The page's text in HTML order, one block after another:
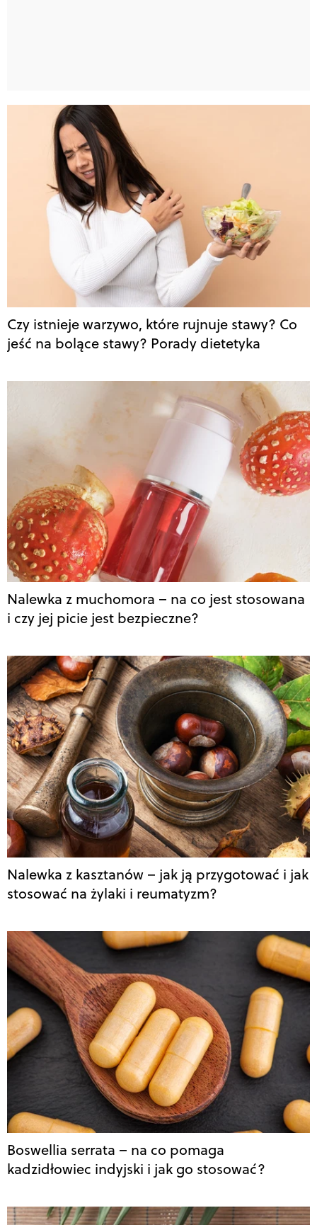
Czy istnieje warzywo, które rujnuje stawy? Co
jeść na bolące stawy? Porady dietetyka
Nalewka z muchomora – na co jest stosowana
i czy jej picie jest bezpieczne?
Nalewka z kasztanów – jak ją przygotować i jak
stosować na żylaki i reumatyzm?
Boswellia serrata – na co pomaga
kadzidłowiec indyjski i jak go stosować?